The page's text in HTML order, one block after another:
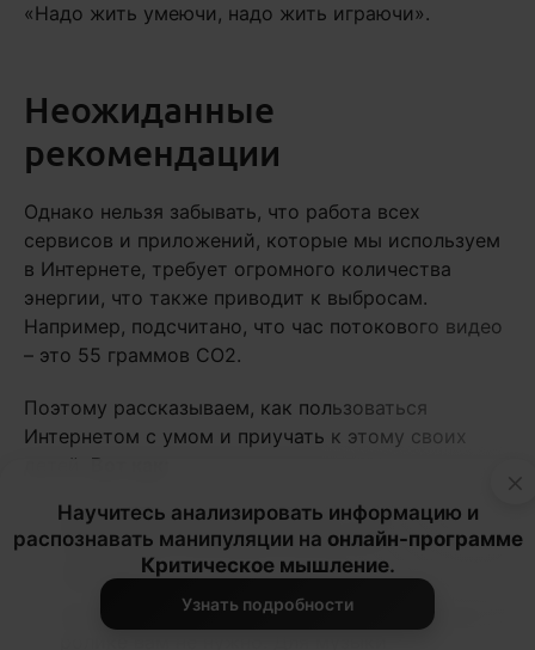
«Надо жить умеючи, надо жить играючи».
Неожиданные
рекомендации
Однако нельзя забывать, что работа всех
сервисов и приложений, которые мы используем
в Интернете, требует огромного количества
энергии, что также приводит к выбросам.
Например, подсчитано, что час потокового видео
– это 55 граммов CO2.
Поэтому рассказываем, как пользоваться
Интернетом с умом и приучать к этому своих
детей. Вот как:
Загружайте контент себе на устройство.
Откажитесь или реже используйте потоковую
передачу.
Не слушайте музыку на YouTube, если видео в
×
Научитесь анализировать информацию и
распознавать манипуляции на онлайн-программе
Критическое мышление.
Узнать подробности